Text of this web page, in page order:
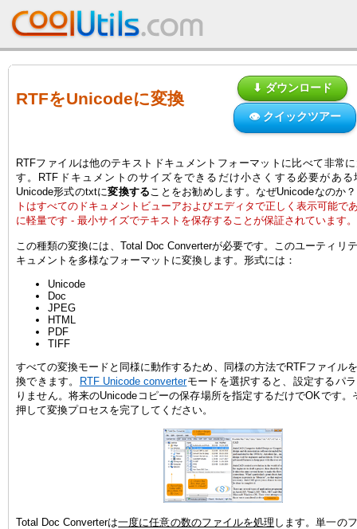
RTFをUnicodeに変換
⬇ ダウンロード
👁 クイックツアー
RTFファイルは他のテキストドキュメントフォーマットに比べて非常
す。RTFドキュメントのサイズをできるだけ小さくする必要がある
Unicode形式のtxtに変換することをお勧めします。なぜUnicodeなのか？
トはすべてのドキュメントビューアおよびエディタで正しく表示可能で
に軽量です - 最小サイズでテキストを保存することが保証されています。
この種類の変換には、Total Doc Converterが必要です。このユーティリ
キュメントを多様なフォーマットに変換します。形式には：
Unicode
Doc
JPEG
HTML
PDF
TIFF
すべての変換モードと同様に動作するため、同様の方法でRTFファイル
換できます。
RTF Unicode converterモードを選択すると、設定するパ
りません。将来のUnicodeコピーの保存場所を指定するだけでOKです。
押して変換プロセスを完了してください。
Total Doc Converterは一度に任意の数のファイルを処理 します。単一の